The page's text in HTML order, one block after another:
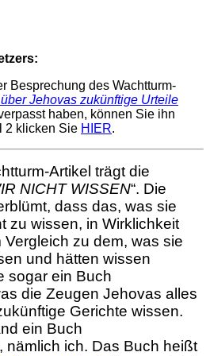
Besprechung des Wachtturm-
Jehovas zukünftige Urteile
haben, können Sie ihn
2 klicken Sie HIER.
Artikel trägt die
NICHT WISSEN“. Die
dass das, was sie
zu wissen, in Wirklichkeit
Vergleich zu dem, was sie
und hätten wissen
sogar ein Buch
die Zeugen Jehovas alles
Gerichte wissen.
ein Buch
nämlich ich. Das Buch heißt